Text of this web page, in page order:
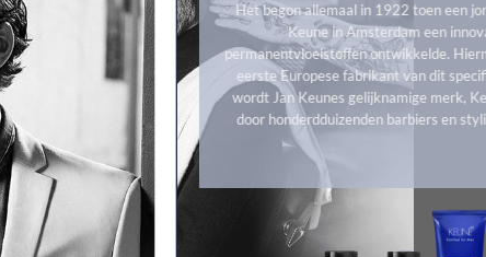
Het begon allemaal in 1922 toen een
Keune in Amsterdam een
permanentvloeistoffen ontwikkelde.
eerste Europese fabrikant van dit
wordt Jan Keunes gelijknamige merk,
door honderdduizenden barbiers en